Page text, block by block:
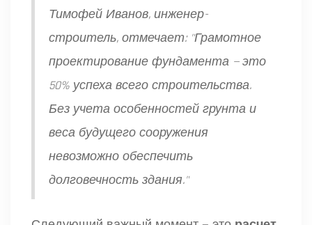
Тимофей Иванов, инженер-
строитель, отмечает: "Грамотное
проектирование фундамента — это
50% успеха всего строительства.
Без учета особенностей грунта и
веса будущего сооружения
невозможно обеспечить
долговечность здания."